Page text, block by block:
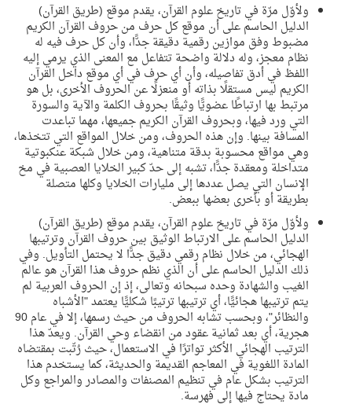
ولأوّل مرّة في تاريخ علوم القرآن، يقدم موقع (طريق القرآن)
الدليل الحاسم على أن موقع كل حرف من حروف القرآن الكريم
مضبوط وفق موازين رقمية دقيقة جدًّا، وأن كل حرف فيه له
نظام معجز، وله دلالة واضحة تتفاعل مع المعنى الذي يرمي إليه
اللفظ في أدق تفاصيله، وأن أي حرف في أي موقع داخل القرآن
الكريم ليس مستقلًا بذاته أو منعزلًا عن الحروف الأخرى، بل هو
مرتبط بها ارتباطًا عضويًّا وثيقًا بحروف الكلمة والآية والسورة
التي ورد فيها، وبحروف القرآن الكريم جميعها، مهما تباعدت
المسافة بينها. وإن هذه الحروف، ومن خلال المواقع التي تتخذها،
وهي مواقع محسوبة بدقة متناهية، ومن خلال شبكة عنكبوتية
متداخلة ومعقدة جدًّا، تشبه إلى حدّ كبير الخلايا العصبية في مخ
الإنسان التي يصل عددها إلى مليارات الخلايا وكلها متصلة
بطريقة أو بأخرى بعضها ببعض.
ولأوّل مرّة في تاريخ علوم القرآن، يقدم موقع (طريق القرآن)
الدليل الحاسم على الارتباط الوثيق بين حروف القرآن وترتيبها
الهجائي، من خلال نظام رقمي دقيق جدًّا لا يحتمل التأويل. وفي
ذلك الدليل الحاسم على أن الذي نظم حروف هذا القرآن هو عالم
الغيب والشهادة وحده سبحانه وتعالى، إذ إن الحروف العربية لم
يتم ترتيبها هجائيًّا، أي ترتيبها ترتيبًا شكليًّا يعتمد "الأشباه
والنظائر"، وبحسب تشابه الحروف من حيث رسمها، إلا في عام 90
هجرية، أي بعد ثمانية عقود من انقضاء وحي القرآن. ويعدّ هذا
الترتيب الهجائي الأكثر تواترًا في الاستعمال، حيث رُتّبت بمقتضاه
المادة اللغوية في المعاجم القديمة والحديثة، كما يستخدم هذا
الترتيب بشكل عام في تنظيم المصنفات والمصادر والمراجع وكل
مادة يحتاج فيها إلى فهرسة.